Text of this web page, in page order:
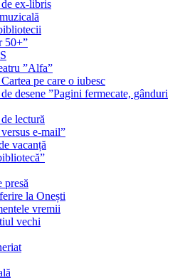
ex-libris
50+”
”Alfa”
pe care o iubesc
desene ”Pagini fermecate, gânduri
lectură
e-mail”
vacanță
presă
la Onești
vremii
vechi